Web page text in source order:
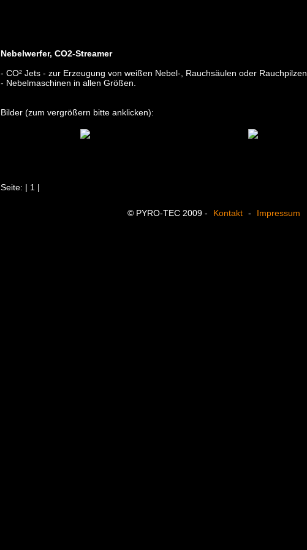
Nebelwerfer, CO2-Streamer
- CO² Jets - zur Erzeugung von weißen Nebel-, Rauchsäulen oder Rauchpilzen.
- Nebelmaschinen in allen Größen.
Bilder (zum vergrößern bitte anklicken):
Seite: | 1 |
© PYRO-TEC 2009 - Kontakt - Impressum